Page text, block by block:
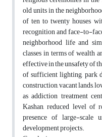
old units in the
of ten to twenty houses
recognition and face-to-
neighborhood life and
classes in terms of wealth
effective in the unsafety of
of sufficient lighting, park
construction, vacant lands,
as addiction treatment
Kashan, reduced level of
presence of large-scale
development projects.